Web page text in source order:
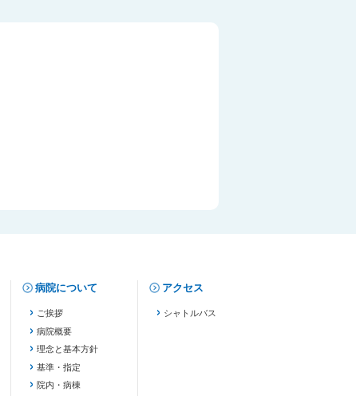
病院について
ご挨拶
病院概要
理念と基本方針
基準・指定
院内・病棟
アクセス
シャトルバス